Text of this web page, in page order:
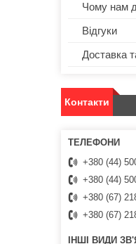
Чому нам
Відгуки
Доставка
Контакти
+380 (44)
+380 (44)
+380 (67)
+380 (67)
ІНШІ ВИДИ